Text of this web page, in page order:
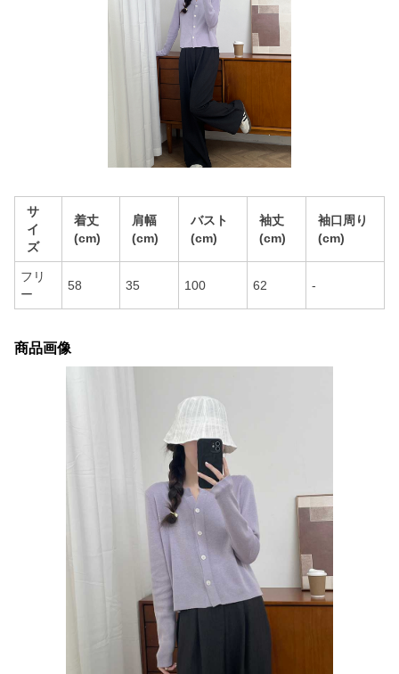
サ
イ
ズ
着丈
(cm)
肩幅
(cm)
バスト
(cm)
袖丈
(cm)
袖口周り
(cm)
フリ
ー
58 35 100 62 -
商品画像